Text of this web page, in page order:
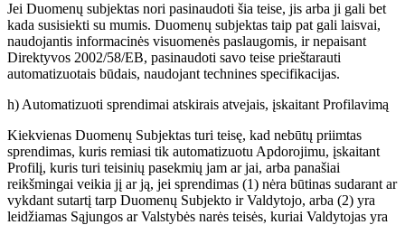
Jei Duomenų subjektas nori pasinaudoti šia teise, jis arba ji gali bet
kada susisiekti su mumis. Duomenų subjektas taip pat gali laisvai,
naudojantis informacinės visuomenės paslaugomis, ir nepaisant
Direktyvos 2002/58/EB, pasinaudoti savo teise prieštarauti
automatizuotais būdais, naudojant technines specifikacijas.
h) Automatizuoti sprendimai atskirais atvejais, įskaitant Profilavimą
Kiekvienas Duomenų Subjektas turi teisę, kad nebūtų priimtas
sprendimas, kuris remiasi tik automatizuotu Apdorojimu, įskaitant
Profilį, kuris turi teisinių pasekmių jam ar jai, arba panašiai
reikšmingai veikia jį ar ją, jei sprendimas (1) nėra būtinas sudarant ar
vykdant sutartį tarp Duomenų Subjekto ir Valdytojo, arba (2) yra
leidžiamas Sąjungos ar Valstybės narės teisės, kuriai Valdytojas yra